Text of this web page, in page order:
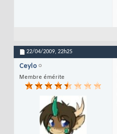
22/04/2009, 22h25
Ceylo
Membre émérite